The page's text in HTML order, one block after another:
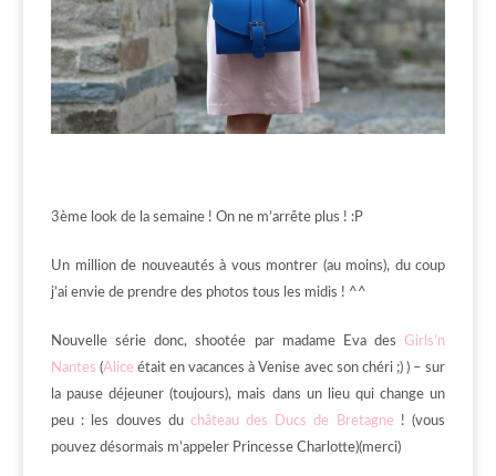
3ème look de la semaine ! On ne m’arrête plus ! :P
Un million de nouveautés à vous montrer (au moins), du coup
j’ai envie de prendre des photos tous les midis ! ^^
Nouvelle série donc, shootée par madame Eva des Girls’n
Nantes (Alice était en vacances à Venise avec son chéri ;) ) – sur
la pause déjeuner (toujours), mais dans un lieu qui change un
peu : les douves du château des Ducs de Bretagne ! (vous
pouvez désormais m’appeler Princesse Charlotte)(merci)